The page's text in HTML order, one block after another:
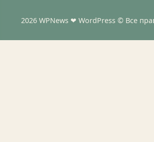
2026 WPNews ❤ WordPress © Все